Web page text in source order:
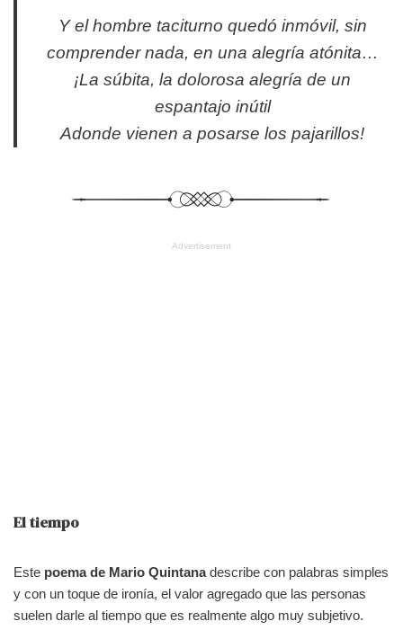
Y el hombre taciturno quedó inmóvil, sin
comprender nada, en una alegría atónita…
¡La súbita, la dolorosa alegría de un
espantajo inútil
Adonde vienen a posarse los pajarillos!
Advertisement
El tiempo
Este poema de Mario Quintanadescribe con palabras simples
y con un toque de ironía, el valor agregado que las personas
suelen darle al tiempo que es realmente algo muy subjetivo.